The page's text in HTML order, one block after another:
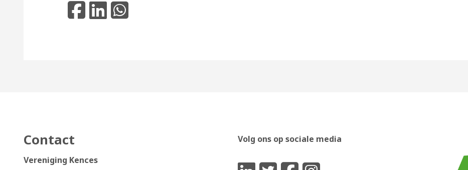
Contact
Vereniging Kences
Volg ons op sociale media